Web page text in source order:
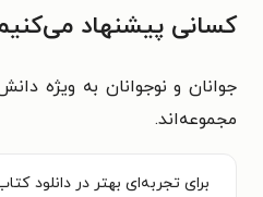
کسانی پیشنهاد
جوانان و نوجوانان به ویژه
مجموعه‌اند.
برای تجربه‌ای بهتر در دانلود